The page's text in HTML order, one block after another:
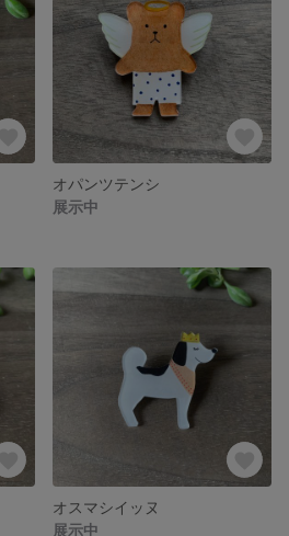
オパンツテンシ
展示中
オスマシイッヌ
展示中